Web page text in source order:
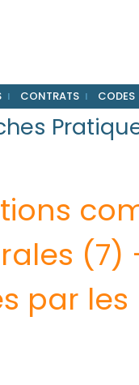
CONTRATS CODES
(7)
par les